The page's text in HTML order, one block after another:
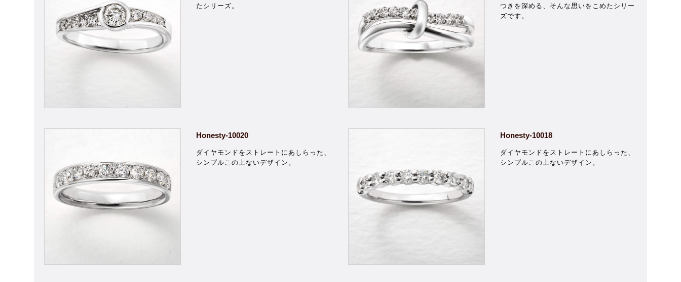
たシリーズ。
つきを深める、そんな思いをこめたシリー
ズです。
Honesty-10020
ダイヤモンドをストレートにあしらった、
シンプルこの上ないデザイン。
Honesty-10018
ダイヤモンドをストレートにあしらった、
シンプルこの上ないデザイン。